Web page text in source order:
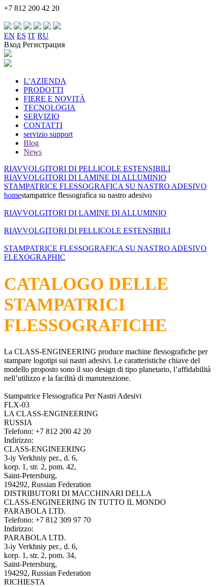
+7 812 200 42 20
EN ES IT RU
Вход Регистрация
L’AZIENDA
PRODOTTI
FIERE E NOVITÀ
TECNOLOGIA
SERVIZIO
CONTATTI
servizio support
Blog
News
RIAVVOLGITORI DI PELLICOLE ESTENSIBILI
RIAVVOLGITORI DI LAMINE DI ALLUMINIO
STAMPATRICE FLESSOGRAFICA SU NASTRO ADESIVO
homestampatrice flessografica su nastro adesivo
RIAVVOLGITORI DI LAMINE DI ALLUMINIO
RIAVVOLGITORI DI PELLICOLE ESTENSIBILI
STAMPATRICE FLESSOGRAFICA SU NASTRO ADESIVO
FLEXOGRAPHIC
CATALOGO DELLE
STAMPATRICI
FLESSOGRAFICHE
La CLASS-ENGINEERING produce machine flessografiche per
stampare logotipi sui nastri adesivi. Le caratteristiche chiave del
modello proposto sono il suo design di tipo planetario, l’affidabilità
nell’utilizzo e la facilità di manutenzione.
Stampatrice Flessografica Per Nastri Adesivi
FLX-03
LA CLASS-ENGINEERING
RUSSIA
Telefono: +7 812 200 42 20
Indirizzo:
CLASS-ENGINEERING
3-iy Verkhniy per., d. 6,
korp. 1, str. 2, pom. 42,
Saint-Petersburg,
194292, Russian Federation
DISTRIBUTORI DI MACCHINARI DELLA
CLASS-ENGINEERING IN TUTTO IL MONDO
PARABOLA LTD.
Telefono: +7 812 309 97 70
Indirizzo:
PARABOLA LTD.
3-iy Verkhniy per., d. 6,
korp. 1, str. 2, pom. 34,
Saint-Petersburg,
194292, Russian Federation
RICHIESTA